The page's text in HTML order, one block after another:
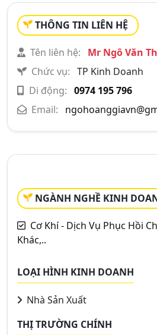
THÔNG TIN LIÊN HỆ
Tên liên hệ:
Mr Ngô Văn
Chức vụ: TP Kinh Doanh
Di động: 0974 195 796
Email:
NGÀNH NGHỀ KINH
Cơ Khí - Dịch Vụ Phục Hồi
Khác,..
LOẠI HÌNH KINH DOANH
Nhà Sản Xuất
THỊ TRƯỜNG CHÍNH